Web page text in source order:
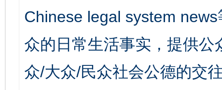
Chinese legal system
众的日常生活事实，提供
众/大众/民众社会公德的交